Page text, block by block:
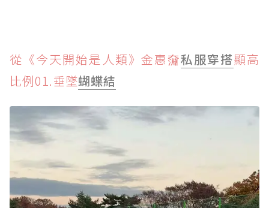
從《今天開始是人類》金惠奫私服穿搭顯高
比例01.垂墜蝴蝶結